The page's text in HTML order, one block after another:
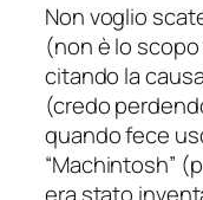
Non voglio
(non è lo
citando la
(credo
quando fece
“Machintosh”